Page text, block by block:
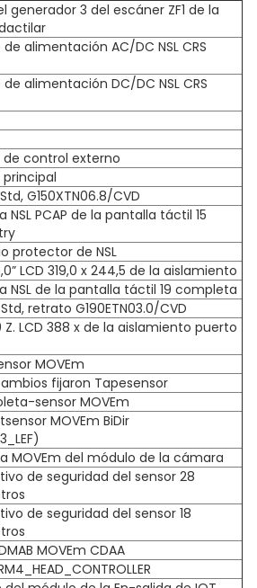
generador 3 del escáner ZF1 de la
alimentación AC/DC NSL CRS
alimentación DC/DC NSL CRS
de control externo
principal
Std, G150XTN06.8/CVD
NSL PCAP de la pantalla táctil 15
protector de NSL
LCD 319,0 x 244,5 de la aislamiento
NSL de la pantalla táctil 19 completa
Std, retrato G190ETN03.0/CVD
Z. LCD 388 x de la aislamiento puerto
MOVEm
fijaron Tapesensor
sensor MOVEm
MOVEm BiDir
MOVEm del módulo de la cámara
de seguridad del sensor 28
de seguridad del sensor 18
MOVEm CDAA